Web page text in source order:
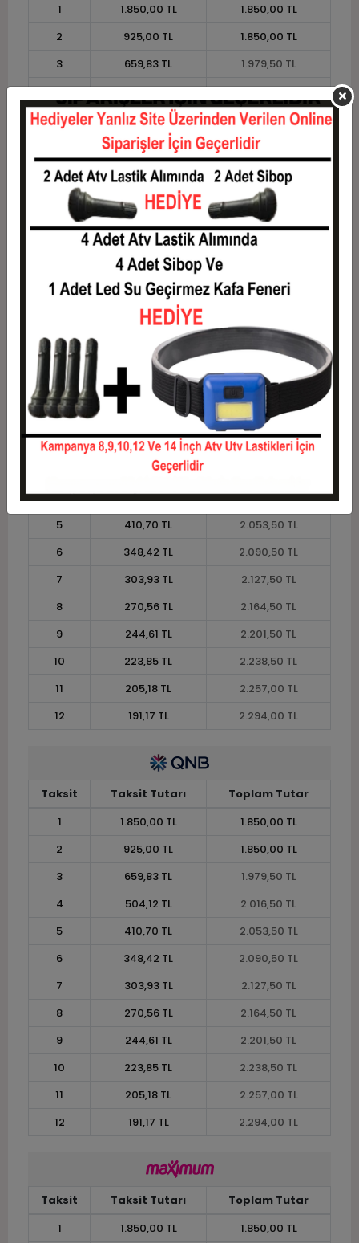
1
1.850,00 TL
1.850,00 TL
2
925,00 TL
1.850,00 TL
3
659,83 TL
1.979,50 TL
4
504,12 TL
2.016,50 TL
5
410,70 TL
2.053,50 TL
348,42 TL
2.090,50 TL
7
303,93 TL
2.127,50 TL
270,56 TL
2.164,50 TL
9
244,61 TL
2.201,50 TL
223,85 TL
11
205,18 TL
2.257,00 TL
191,17 TL
Taksit Taksit Tutarı
Toplam Tutar
1
1.850,00 TL
1.850,00 TL
2
925,00 TL
1.850,00 TL
659,83 TL
4
504,12 TL
2.016,50 TL
5
410,70 TL
2.053,50 TL
6
348,42 TL
2.090,50 TL
7
303,93 TL
2.127,50 TL
8
270,56 TL
2.164,50 TL
9
244,61 TL
2.201,50 TL
10
223,85 TL
2.238,50 TL
11
205,18 TL
2.257,00 TL
12
191,17 TL 2.294,00 TL
Taksit Taksit Tutarı
Toplam Tutar
1
1.850,00 TL
1.850,00 TL
2
925,00 TL
1.850,00 TL
3
659,83 TL
1.979,50 TL
4
504,12 TL
2.016,50 TL
5
410,70 TL
2.053,50 TL
6
348,42 TL
2.090,50 TL
7
303,93 TL
2.127,50 TL
8
270,56 TL
2.164,50 TL
9
244,61 TL
2.201,50 TL
10
223,85 TL
2.238,50 TL
11
205,18 TL
2.257,00 TL
12
191,17 TL 2.294,00 TL
Taksit Taksit Tutarı
Toplam Tutar
1
1.850,00 TL 1.850,00 TL